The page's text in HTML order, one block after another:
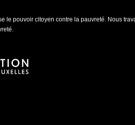
le pouvoir citoyen contre la pauvreté. Nous